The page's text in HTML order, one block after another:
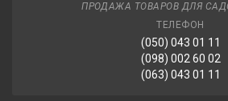
ПРОДАЖА ТОВАРОВ ДЛЯ
ТЕЛЕФОН
(050) 043 01 11
(098) 002 60 02
(063) 043 01 11